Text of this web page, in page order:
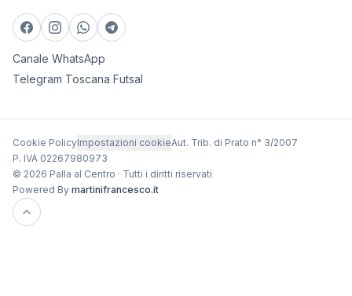
Canale WhatsApp
Telegram Toscana Futsal
Cookie PolicyImpostazioni cookieAut. Trib. di Prato n° 3/2007
P. IVA 02267980973
© 2026 Palla al Centro · Tutti i diritti riservati
Powered By martinifrancesco.it